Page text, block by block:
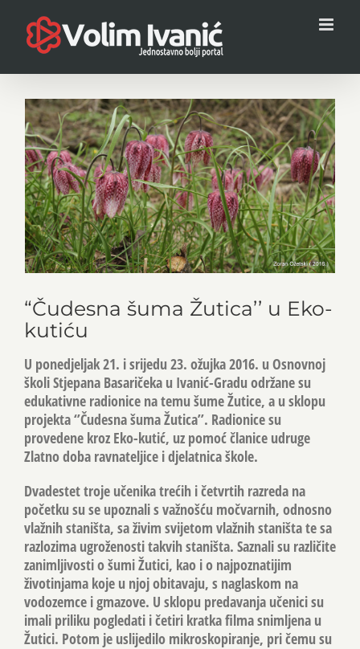
content
View
Larger
Image
“Čudesna šuma Žutica’’ u Eko-
kutiću
U ponedjeljak 21. i srijedu 23. ožujka 2016. u Osnovnoj
školi Stjepana Basaričeka u Ivanić-Gradu održane su
edukativne radionice na temu šume Žutice, a u sklopu
projekta ‘’Čudesna šuma Žutica’’. Radionice su
provedene kroz Eko-kutić, uz pomoć članice udruge
Zlatno doba ravnateljice i djelatnica škole.
Dvadestet troje učenika trećih i četvrtih razreda na
početku su se upoznali s važnošću močvarnih, odnosno
vlažnih staništa, sa živim svijetom vlažnih staništa te sa
razlozima ugroženosti takvih staništa. Saznali su različite
zanimljivosti o šumi Žutici, kao i o najpoznatijim
životinjama koje u njoj obitavaju, s naglaskom na
vodozemce i gmazove. U sklopu predavanja učenici su
imali priliku pogledati i četiri kratka filma snimljena u
Žutici. Potom je uslijedilo mikroskopiranje, pri čemu su